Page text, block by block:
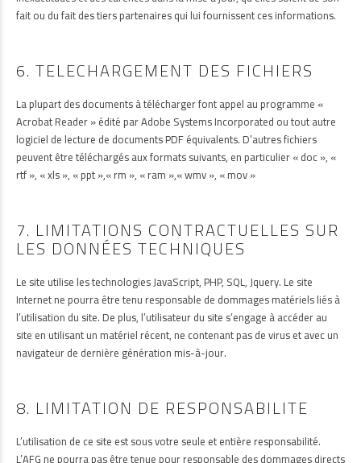
fait ou du fait des tiers partenaires qui lui fournissent ces informations.
6. TELECHARGEMENT DES FICHIERS
La plupart des documents à télécharger font appel au programme «
Acrobat Reader » édité par Adobe Systems Incorporated ou tout autre
logiciel de lecture de documents PDF équivalents. D’autres fichiers
peuvent être téléchargés aux formats suivants, en particulier « doc », «
rtf », « xls », « ppt »,« rm », « ram »,« wmv », « mov »
7. LIMITATIONS CONTRACTUELLES SUR
LES DONNÉES TECHNIQUES
Le site utilise les technologies JavaScript, PHP, SQL, Jquery. Le site
Internet ne pourra être tenu responsable de dommages matériels liés à
l’utilisation du site. De plus, l’utilisateur du site s’engage à accéder au
site en utilisant un matériel récent, ne contenant pas de virus et avec un
navigateur de dernière génération mis-à-jour.
8. LIMITATION DE RESPONSABILITE
L’utilisation de ce site est sous votre seule et entière responsabilité.
L’AFG ne pourra pas être tenue pour responsable des dommages directs